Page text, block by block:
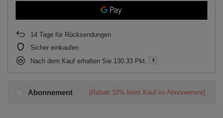
Abonnement (Rabatt 10% beim Kauf im Abonnement)
14 Tage für Rücksendungen
Sicher einkaufen
Nach dem Kauf erhalten Sie 130.33 Pkt.